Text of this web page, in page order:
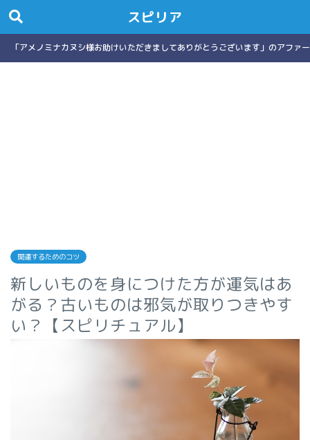
スピリア
「アメノミナカヌシ様お助けいただきましてありがとうございます」のアフ
開運するためのコツ
新しいものを身につけた方が運気はあ
がる？古いものは邪気が取りつきやす
い？【スピリチュアル】